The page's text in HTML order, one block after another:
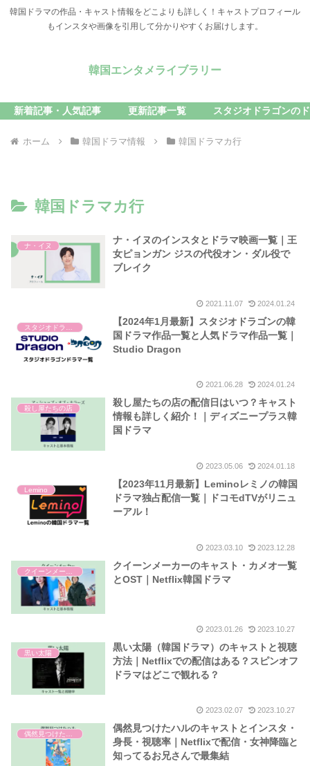
韓国ドラマの作品・キャスト情報をどこよりも詳しく！キャストプロフィール
もインスタや画像を引用して分かりやすくお届けします。
韓国エンタメライブラリー
新着記事・人気記事 更新記事一覧 スタジオドラゴンの
ホーム 韓国ドラマ情報 韓国ドラマカ行
韓国ドラマカ行
ナ・イヌ
ナ・イヌのインスタとドラマ映画一覧｜王
女ピョンガン ジスの代役オン・ダル役で
ブレイク
2021.11.07 2024.01.24
【2024年1月最新】スタジオドラゴンの韓
国ドラマ作品一覧と人気ドラマ作品一覧｜
Studio Dragon
2021.06.28 2024.01.24
殺し屋たちの店
殺し屋たちの店の配信日はいつ？キャスト
情報も詳しく紹介！｜ディズニープラス韓
国ドラマ
2023.05.06 2024.01.18
Lemino
【2023年11月最新】Leminoレミノの韓国
ドラマ独占配信一覧｜ドコモdTVがリニュ
ーアル！
2023.03.10 2023.12.28
クイーンメーカーのキャスト・カメオ一覧
とOST｜Netflix韓国ドラマ
2023.01.26 2023.10.27
黒い太陽
黒い太陽（韓国ドラマ）のキャストと視聴
方法｜Netflixでの配信はある？スピンオフ
ドラマはどこで観れる？
2023.02.07 2023.10.27
偶然見つけたハル
偶然見つけたハルのキャストとインスタ・
身長・視聴率｜Netflixで配信・女神降臨と
知ってるお兄さんで最集結